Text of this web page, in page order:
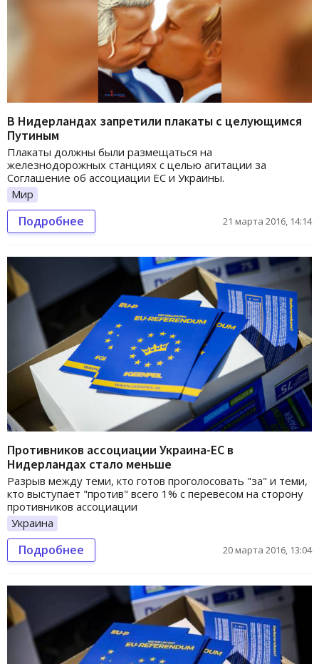
В Нидерландах запретили плакаты с целующимся
Путиным
Плакаты должны были размещаться на
железнодорожных станциях с целью агитации за
Соглашение об ассоциации ЕС и Украины.
Мир
Подробнее 21 марта 2016, 14:14
Противников ассоциации Украина-ЕС в
Нидерландах стало меньше
Разрыв между теми, кто готов проголосовать "за" и теми,
кто выступает "против" всего 1% с перевесом на сторону
противников ассоциации
Украина
Подробнее 20 марта 2016, 13:04